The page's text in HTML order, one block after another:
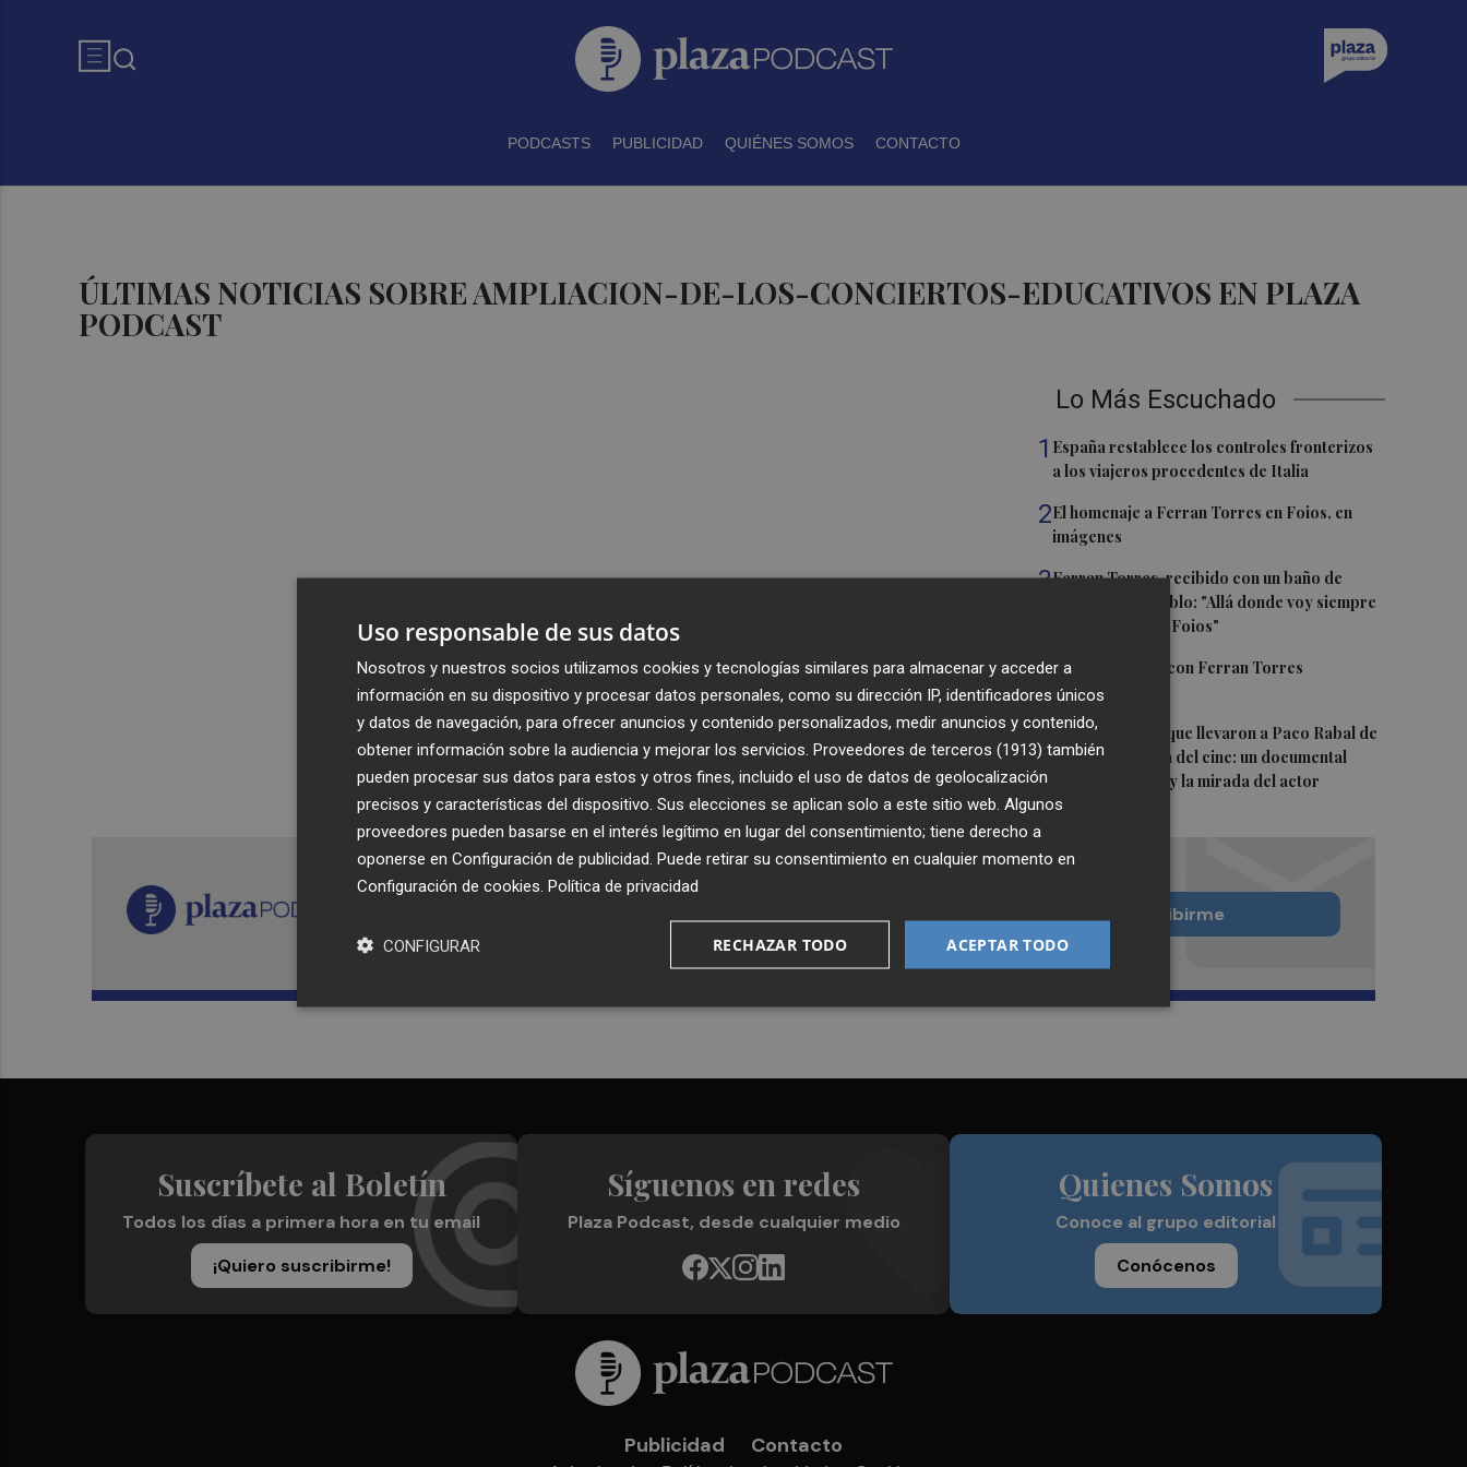
PODCASTS PUBLICIDAD QUIÉNES SOMOS CONTACTO
ÚLTIMAS NOTICIAS SOBRE AMPLIACION-DE-LOS-CONCIERTOS-EDUCATIVOS EN PLAZA
PODCAST
Lo Más Escuchado
1 España restablece los controles fronterizos
a los viajeros procedentes de Italia
2El homenaje a Ferran Torres en Foios, en
imágenes
3Ferran Torres, recibido con un baño de
masas en su pueblo: "Allá donde voy siempre
digo que soy de Foios"
4Foios se vuelca con Ferran Torres
5Las '200 vidas' que llevaron a Paco Rabal de
Águilas a la cima del cine: un documental
recupera la voz y la mirada del actor
Recibe toda la actualidad de
Plaza Podcast en tu correo
Quiero suscribirme
Suscríbete al Boletín
Todos los días a primera hora en tu email
¡Quiero suscribirme!
Síguenos en redes
Plaza Podcast, desde cualquier medio
Quienes Somos
Conoce al grupo editorial
Conócenos
Publicidad Contacto
Uso responsable de sus datos
Nosotros y nuestros socios utilizamos cookies y tecnologías similares para almacenar y acceder a
información en su dispositivo y procesar datos personales, como su dirección IP, identificadores únicos
y datos de navegación, para ofrecer anuncios y contenido personalizados, medir anuncios y contenido,
obtener información sobre la audiencia y mejorar los servicios. Proveedores de terceros (1913) también
pueden procesar sus datos para estos y otros fines, incluido el uso de datos de geolocalización
precisos y características del dispositivo. Sus elecciones se aplican solo a este sitio web. Algunos
proveedores pueden basarse en el interés legítimo en lugar del consentimiento; tiene derecho a
oponerse en Configuración de publicidad . Puede retirar su consentimiento en cualquier momento en
Configuración de cookies Política de privacidad
ACEPTAR TODO
RECHAZAR TODO
CONFIGURAR